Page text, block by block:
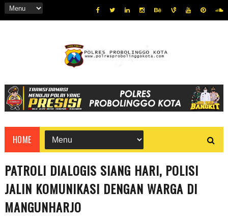
HOME
PATROLI DIALOGIS SIANG HARI, POLISI
JALIN KOMUNIKASI DENGAN WARGA DI
MANGUNHARJO